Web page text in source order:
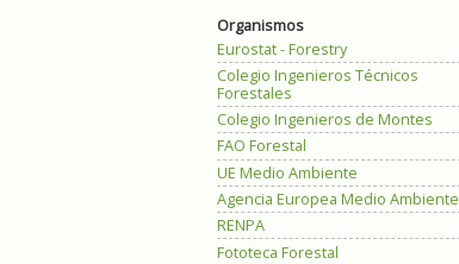
Organismos
Eurostat - Forestry
Colegio Ingenieros Técnicos
Forestales
Colegio Ingenieros de Montes
FAO Forestal
UE Medio Ambiente
Agencia Europea Medio Ambiente
RENPA
Fototeca Forestal